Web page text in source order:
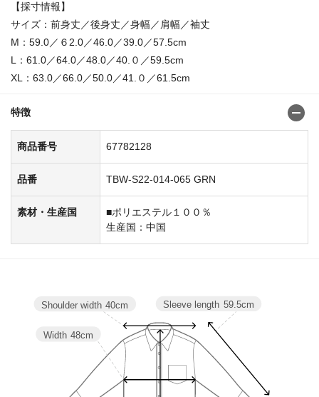
【採寸情報】
サイズ：前身丈／後身丈／身幅／肩幅／袖丈
M：59.0／６2.0／46.0／39.0／57.5cm
L：61.0／64.0／48.0／40.０／59.5cm
XL：63.0／66.0／50.0／41.０／61.5cm
特徴
商品番号 67782128
品番 TBW-S22-014-065 GRN
素材・生産国
■ポリエステル１００％
生産国：中国
Sleeve length 59.5cm
Width 48cm
Shoulder width 40cm